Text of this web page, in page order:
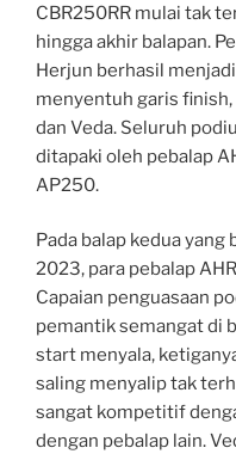
CBR250RR mulai tak
hingga akhir balapan.
Herjun berhasil
menyentuh garis
dan Veda. Seluruh
ditapaki oleh pebalap
AP250.
Pada balap kedua
2023, para pebalap
Capaian penguasaan
pemantik semangat di
start menyala,
saling menyalip tak
sangat kompetitif
dengan pebalap lain.